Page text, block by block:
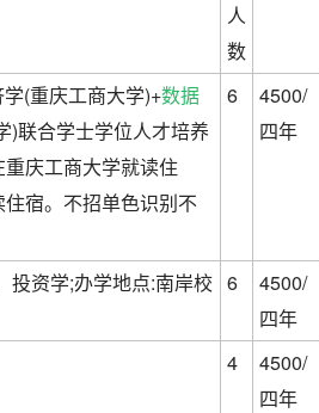
人
数
(重庆工商大学)+数据
)联合学士学位人才培养
庆工商大学就读住
宿。不招单色识别不
6
4500/
四年
投资学;办学地点:南岸校 6
4500/
四年
4
4500/
四年